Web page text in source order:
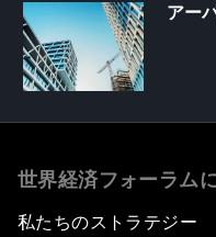
アー
世界経済フォーラム
私たちのストラテジー